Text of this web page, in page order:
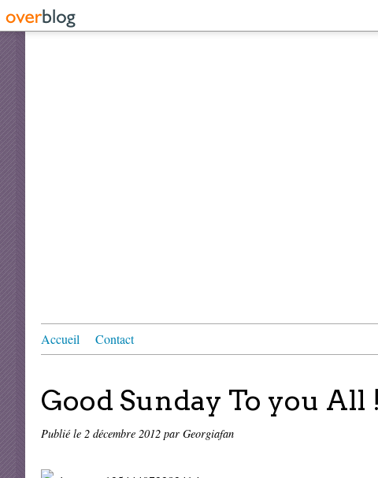
Accueil Contact
Good Sunday To you All
Publié le 2 décembre 2012 par Georgiafan